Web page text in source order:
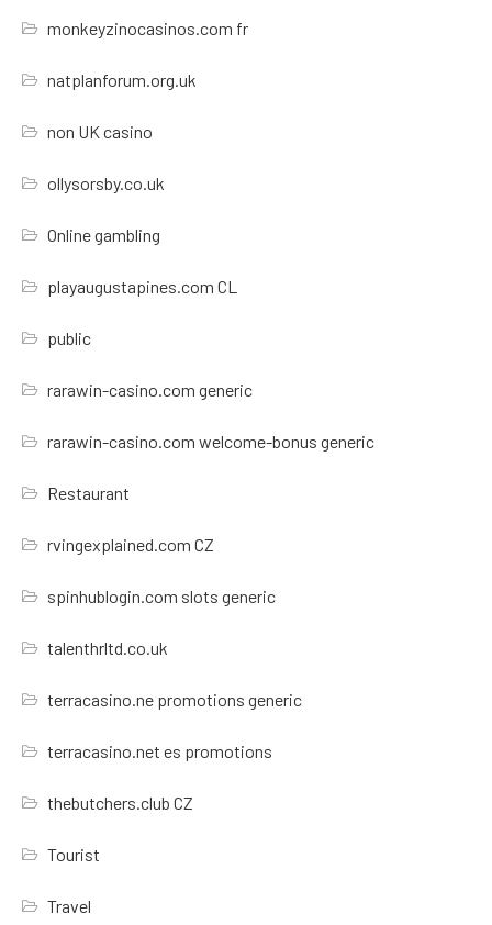
monkeyzinocasinos.com fr
natplanforum.org.uk
non UK casino
ollysorsby.co.uk
Online gambling
playaugustapines.com CL
public
rarawin-casino.com generic
rarawin-casino.com welcome-bonus generic
Restaurant
rvingexplained.com CZ
spinhublogin.com slots generic
talenthrltd.co.uk
terracasino.ne promotions generic
terracasino.net es promotions
thebutchers.club CZ
Tourist
Travel